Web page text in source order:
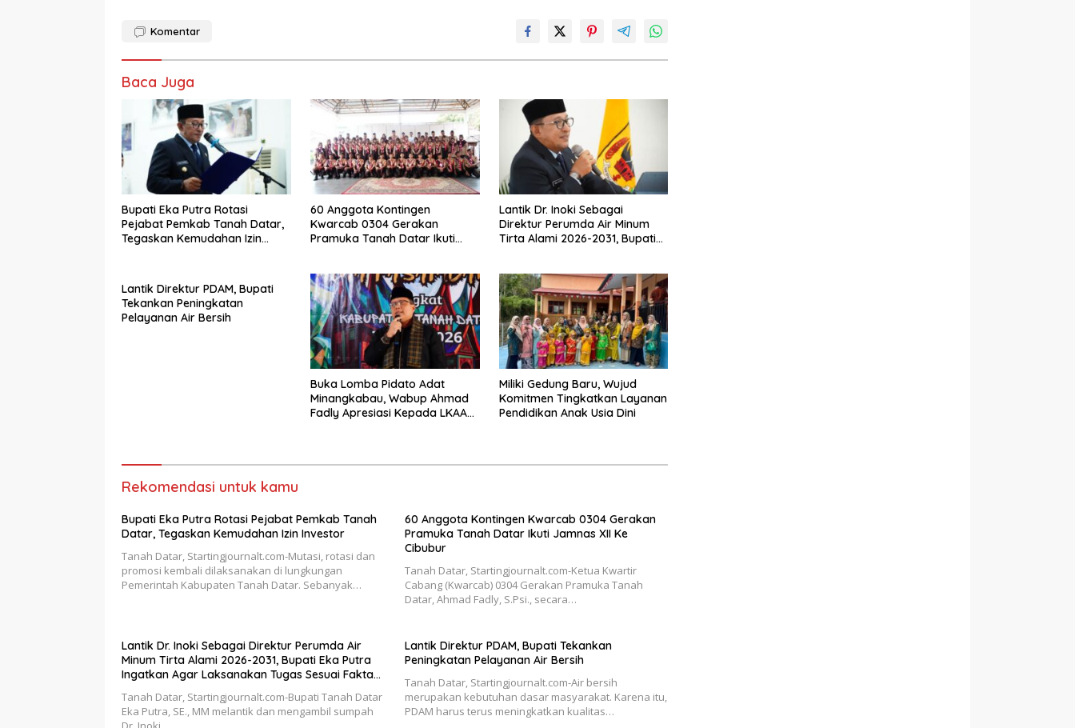
Komentar
Baca Juga
Bupati Eka Putra Rotasi
Pejabat Pemkab Tanah Datar,
Tegaskan Kemudahan Izin
60 Anggota Kontingen
Kwarcab 0304 Gerakan
Pramuka Tanah Datar Ikuti
Lantik Dr. Inoki Sebagai
Direktur Perumda Air Minum
Tirta Alami 2026-2031, Bupati
Fakta Integritas Berdasarkan
Visi dan Misi
Lantik Direktur PDAM, Bupati
Tekankan Peningkatan
Pelayanan Air Bersih
Buka Lomba Pidato Adat
Minangkabau, Wabup Ahmad
Fadly Apresiasi Kepada LKAAM
Miliki Gedung Baru, Wujud
Komitmen Tingkatkan Layanan
Pendidikan Anak Usia Dini
Rekomendasi untuk kamu
Bupati Eka Putra Rotasi Pejabat Pemkab Tanah
Datar, Tegaskan Kemudahan Izin Investor
Tanah Datar, Startingjournalt.com-Mutasi, rotasi dan
promosi kembali dilaksanakan di lungkungan
Pemerintah Kabupaten Tanah Datar. Sebanyak…
60 Anggota Kontingen Kwarcab 0304 Gerakan
Pramuka Tanah Datar Ikuti Jamnas XII Ke
Cibubur
Tanah Datar, Startingjournalt.com-Ketua Kwartir
Cabang (Kwarcab) 0304 Gerakan Pramuka Tanah
Datar, Ahmad Fadly, S.Psi., secara…
Lantik Dr. Inoki Sebagai Direktur Perumda Air
Minum Tirta Alami 2026-2031, Bupati Eka Putra
Ingatkan Agar Laksanakan Tugas Sesuai Fakta
Tanah Datar, Startingjournalt.com-Bupati Tanah Datar
Eka Putra, SE., MM melantik dan mengambil sumpah
Lantik Direktur PDAM, Bupati Tekankan
Peningkatan Pelayanan Air Bersih
Tanah Datar, Startingjournalt.com-Air bersih
merupakan kebutuhan dasar masyarakat. Karena itu,
PDAM harus terus meningkatkan kualitas…